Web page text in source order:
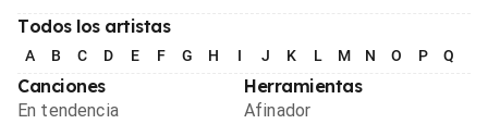
Todos los artistas
A B C D E F G H I J K L M N O P Q
Canciones
En tendencia
Herramientas
Afinador